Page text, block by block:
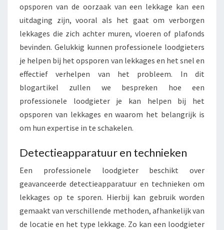
:
H
O
E
N
P
R
O
E
S
O
N
E
L
E
opsporen van de oorzaak van een lekkage kan een
uitdaging zijn, vooral als het gaat om verborgen
lekkages die zich achter muren, vloeren of plafonds
bevinden. Gelukkig kunnen professionele loodgieters
je helpen bij het opsporen van lekkages en het snel en
effectief verhelpen van het probleem. In dit
blogartikel zullen we bespreken hoe een
professionele loodgieter je kan helpen bij het
opsporen van lekkages en waarom het belangrijk is
om hun expertise in te schakelen.
Detectieapparatuur en technieken
Een professionele loodgieter beschikt over
geavanceerde detectieapparatuur en technieken om
lekkages op te sporen. Hierbij kan gebruik worden
gemaakt van verschillende methoden, afhankelijk van
de locatie en het type lekkage. Zo kan een loodgieter